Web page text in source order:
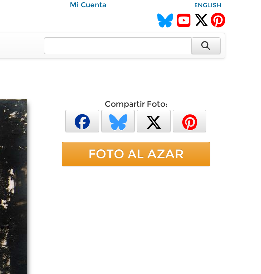
Mi Cuenta ENGLISH
Compartir Foto:
FOTO AL AZAR